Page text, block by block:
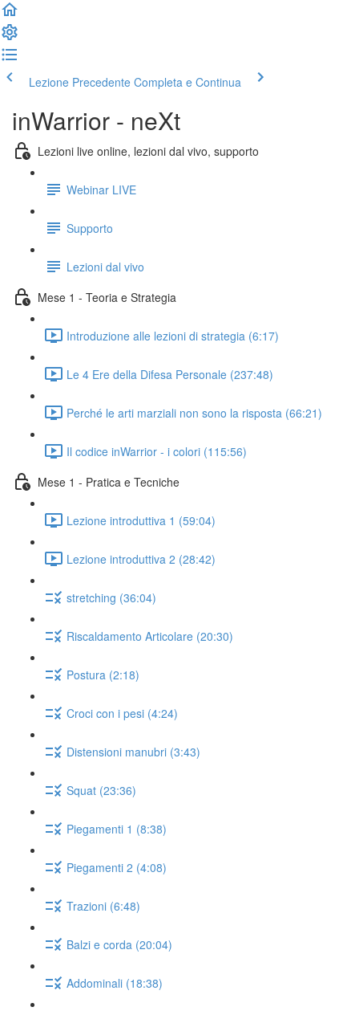
Lezione Precedente Completa e Continua
inWarrior - neXt
Lezioni live online, lezioni dal vivo, supporto
Webinar LIVE
Supporto
Lezioni dal vivo
Mese 1 - Teoria e Strategia
Introduzione alle lezioni di strategia (6:17)
Le 4 Ere della Difesa Personale (237:48)
Perché le arti marziali non sono la risposta (66:21)
Il codice inWarrior - i colori (115:56)
Mese 1 - Pratica e Tecniche
Lezione introduttiva 1 (59:04)
Lezione introduttiva 2 (28:42)
stretching (36:04)
Riscaldamento Articolare (20:30)
Postura (2:18)
Croci con i pesi (4:24)
Distensioni manubri (3:43)
Squat (23:36)
Piegamenti 1 (8:38)
Piegamenti 2 (4:08)
Trazioni (6:48)
Balzi e corda (20:04)
Addominali (18:38)